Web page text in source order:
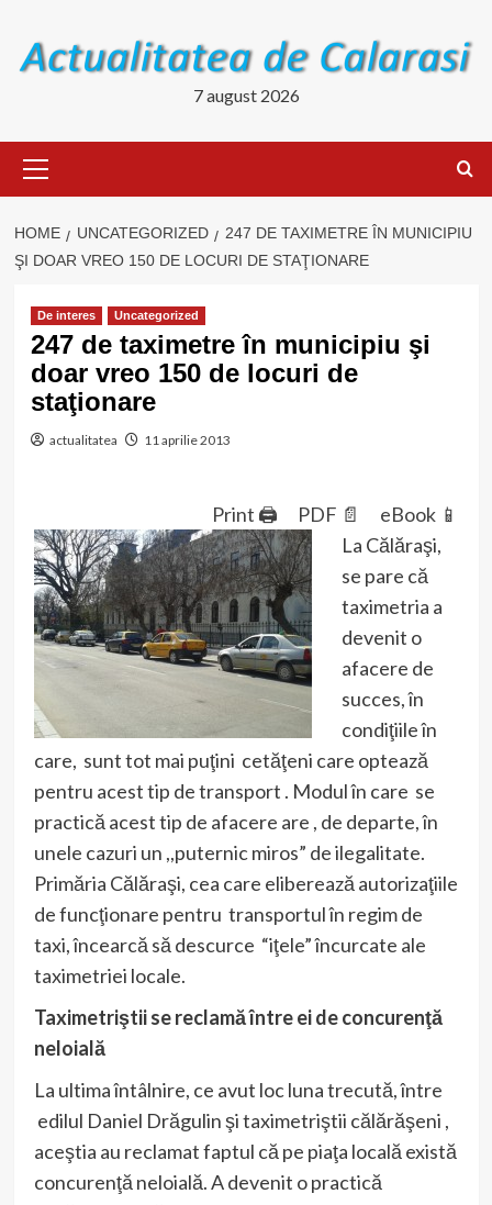
content
7 august 2026
Menu
HOME UNCATEGORIZED
247 DE TAXIMETRE ÎN MUNICIPIU
ŞI DOAR VREO 150 DE LOCURI DE STAŢIONARE
De interes Uncategorized
247 de taximetre în municipiu şi
doar vreo 150 de locuri de
staţionare
actualitatea 11 aprilie 2013
Print 🖨 PDF 📄
eBook 📱
La Călăraşi,
se pare că
taximetria a
devenit o
afacere de
succes, în
condiţiile în
care, sunt tot mai puţini cetăţeni care optează
pentru acest tip de transport . Modul în care se
practică acest tip de afacere are , de departe, în
unele cazuri un ,,puternic miros” de ilegalitate.
Primăria Călăraşi, cea care eliberează autorizaţiile
de funcţionare pentru transportul în regim de
taxi, încearcă să descurce “iţele” încurcate ale
taximetriei locale.
Taximetriştii se reclamă între ei de concurenţă
neloială
La ultima întâlnire, ce avut loc luna trecută, între
edilul Daniel Drăgulin şi taximetriştii călărăşeni ,
aceştia au reclamat faptul că pe piaţa locală există
concurenţă neloială. A devenit o practică